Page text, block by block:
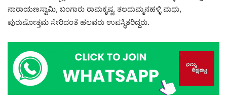
ನಾರಾಯಣಸ್ವಾಮಿ, ಬಂಗಾರು ರಾಮಕೃಷ್ಣ, ತಲದುಮ್ಮನಹಳ್ಳಿ ಮಧು,
ಪುರುಷೋತ್ತಮ ಸೇರಿದಂತೆ ಹಲವರು ಉಪಸ್ಥಿತರಿದ್ದರು.